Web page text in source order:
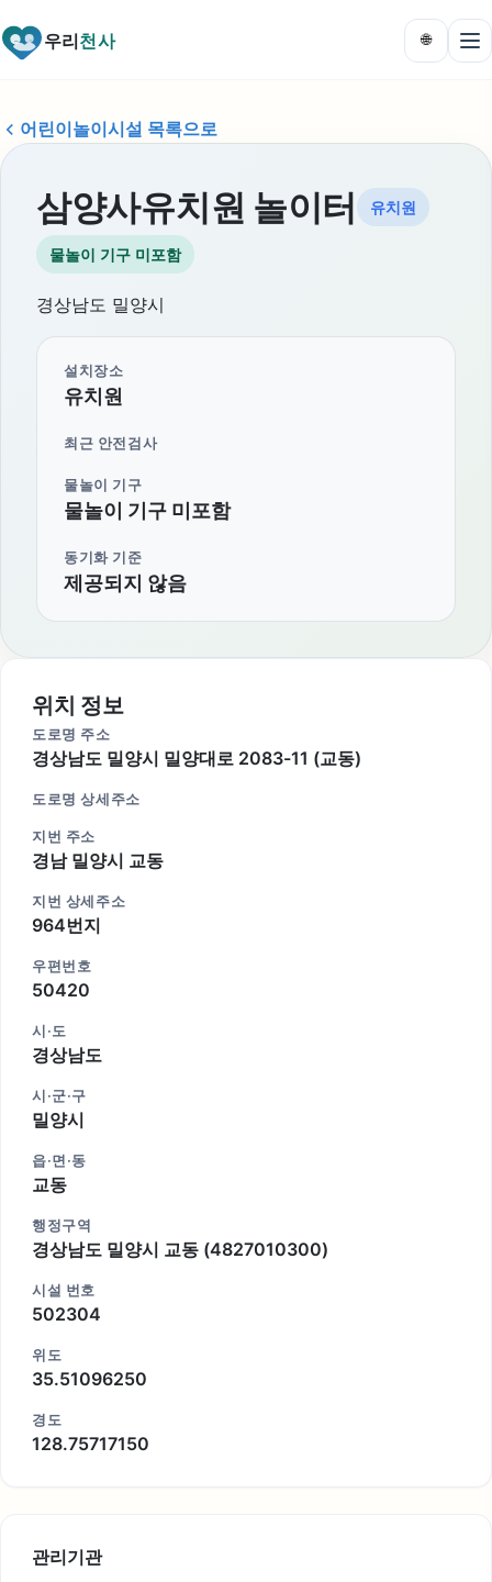
우리천사 🌐
어린이놀이시설 목록으로
삼양사유치원 놀이터 유치원
물놀이 기구 미포함
경상남도 밀양시
설치장소
유치원
최근 안전검사
물놀이 기구
물놀이 기구 미포함
동기화 기준
제공되지 않음
위치 정보
도로명 주소
경상남도 밀양시 밀양대로 2083-11 (교동)
도로명 상세주소
지번 주소
경남 밀양시 교동
지번 상세주소
964번지
우편번호
50420
시·도
경상남도
시·군·구
밀양시
읍·면·동
교동
행정구역
경상남도 밀양시 교동 (4827010300)
시설 번호
502304
위도
35.51096250
경도
128.75717150
관리기관